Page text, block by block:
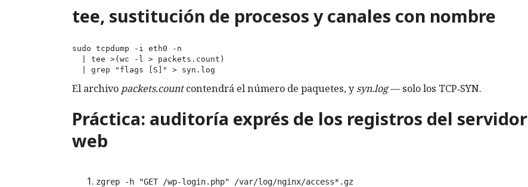
tee, sustitución de procesos y canales con nombre
sudo tcpdump -i eth0 -n
  | tee >(wc -l > packets.count)
  | grep "flags [S]" > syn.log
El archivo packets.countcontendrá el número de paquetes, ysyn.log— solo los TCP‑SYN.
Práctica: auditoría exprés de los registros del servidor
web
zgrep -h "GET /wp-login.php" /var/log/nginx/access*.gz